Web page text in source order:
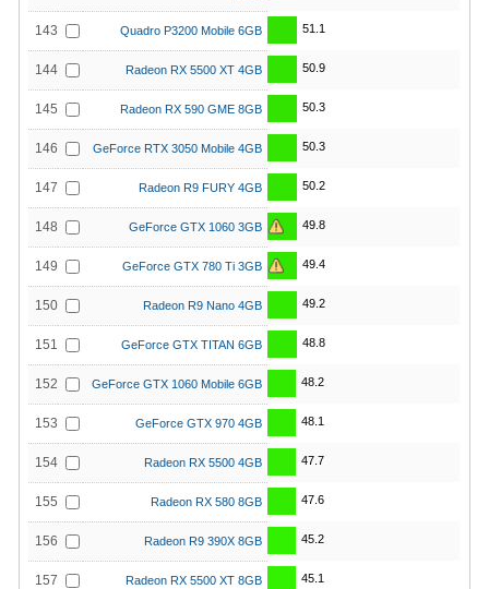
143 Quadro P3200 Mobile 6GB 51.1
144 Radeon RX 5500 XT 4GB 50.9
145 Radeon RX 590 GME 8GB 50.3
146 GeForce RTX 3050 Mobile 4GB 50.3
147 Radeon R9 FURY 4GB 50.2
148 GeForce GTX 1060 3GB 49.8
149 GeForce GTX 780 Ti 3GB 49.4
150 Radeon R9 Nano 4GB 49.2
151 GeForce GTX TITAN 6GB 48.8
152 GeForce GTX 1060 Mobile 6GB 48.2
153 GeForce GTX 970 4GB 48.1
154 Radeon RX 5500 4GB 47.7
155 Radeon RX 580 8GB 47.6
156 Radeon R9 390X 8GB 45.2
157 Radeon RX 5500 XT 8GB 45.1